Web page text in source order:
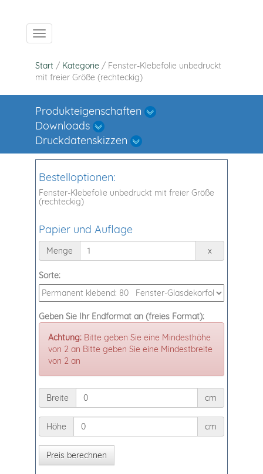
Navigation ein-/ausblenden
Start / Kategorie / Fenster-Klebefolie unbedruckt
mit freier Größe (rechteckig)
Produkteigenschaften
Downloads
Druckdatenskizzen
Bestelloptionen:
Fenster-Klebefolie unbedruckt mit freier Größe
(rechteckig)
Papier und Auflage
Menge
Menge x
Sorte:
Geben Sie Ihr Endformat an (freies Format):
Achtung:Bitte geben Sie eine Mindesthöhe
von 2 an Bitte geben Sie eine Mindestbreite
von 2 an
Breite
Breite cm
Höhe
Höhe cm